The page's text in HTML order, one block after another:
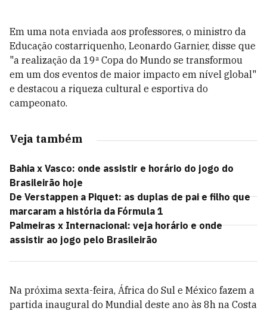
Em uma nota enviada aos professores, o ministro da
Educação costarriquenho, Leonardo Garnier, disse que
"a realização da 19ª Copa do Mundo se transformou
em um dos eventos de maior impacto em nível global"
e destacou a riqueza cultural e esportiva do
campeonato.
Veja também
Bahia x Vasco: onde assistir e horário do jogo do
Brasileirão hoje
De Verstappen a Piquet: as duplas de pai e filho que
marcaram a história da Fórmula 1
Palmeiras x Internacional: veja horário e onde
assistir ao jogo pelo Brasileirão
Na próxima sexta-feira, África do Sul e México fazem a
partida inaugural do Mundial deste ano às 8h na Costa